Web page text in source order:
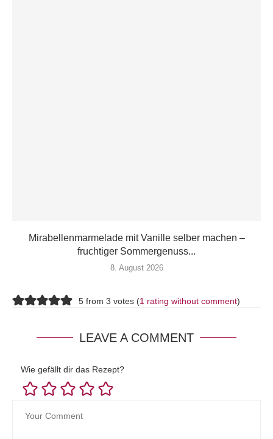
Mirabellenmarmelade mit Vanille selber machen –
fruchtiger Sommergenuss...
8. August 2026
5 from 3 votes (1 rating without comment)
LEAVE A COMMENT
Wie gefällt dir das Rezept?